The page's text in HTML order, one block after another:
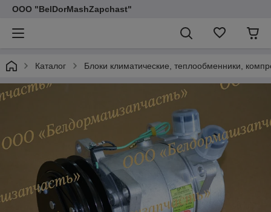
ООО "BelDorMashZapchast"
Каталог Блоки климатические, теплообменники,